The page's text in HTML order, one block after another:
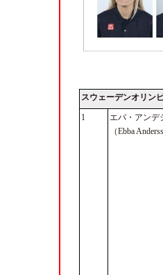
スウェーデンオリ
1
エバ・アンデ
（Ebba